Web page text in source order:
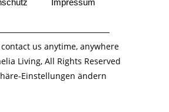
Impressum
contact us anytime, anywhere
Living, All Rights Reserved
Einstellungen ändern